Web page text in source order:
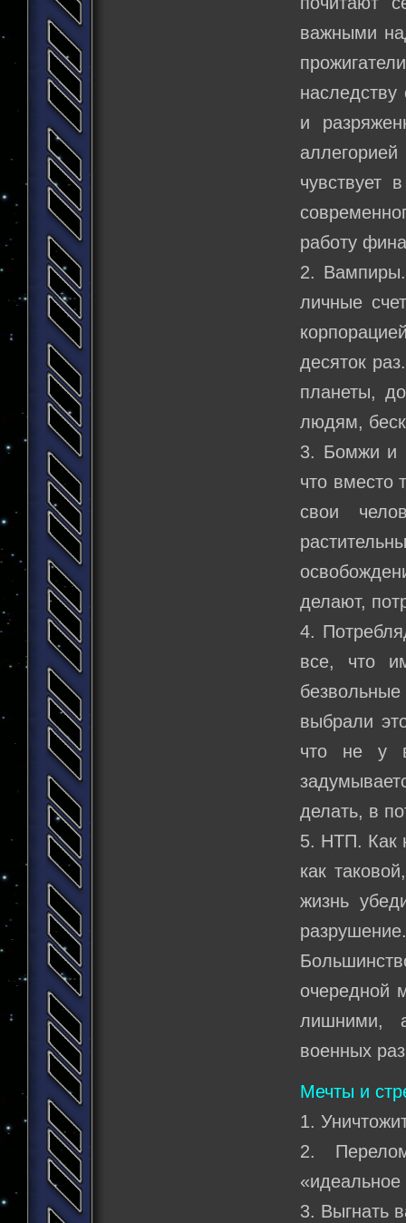
важными
и
чувствует
работу
2.
личные
десяток
планеты,
людям,
3. Бомжи и
что вместо
свои
делают,
4.
все, что
выбрали
что не у
делать, в
5. НТП. Как
как
жизнь
очередной
лишними,
военных
Мечты и
1.
2.
«идеальное
3. Выгнать